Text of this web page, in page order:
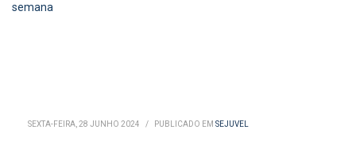
semana
SEXTA-FEIRA, 28 JUNHO 2024 / PUBLICADO EM SEJUVEL